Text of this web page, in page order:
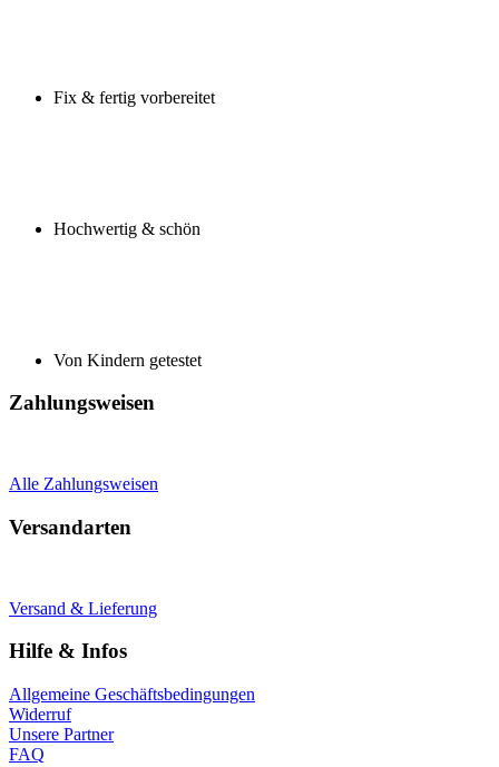
Fix & fertig vorbereitet
Hochwertig & schön
Von Kindern getestet
Zahlungsweisen
Alle Zahlungsweisen
Versandarten
Versand & Lieferung
Hilfe & Infos
Allgemeine Geschäftsbedingungen
Widerruf
Unsere Partner
FAQ